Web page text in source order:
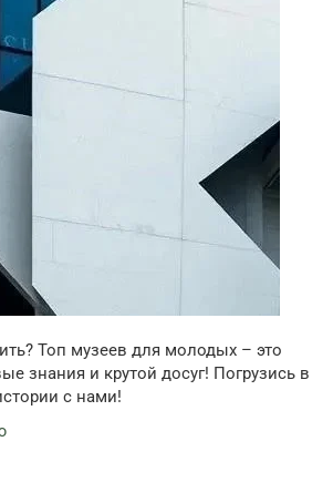
Топ музеев для молодых – это
знания и крутой досуг! Погрузись в
с нами!